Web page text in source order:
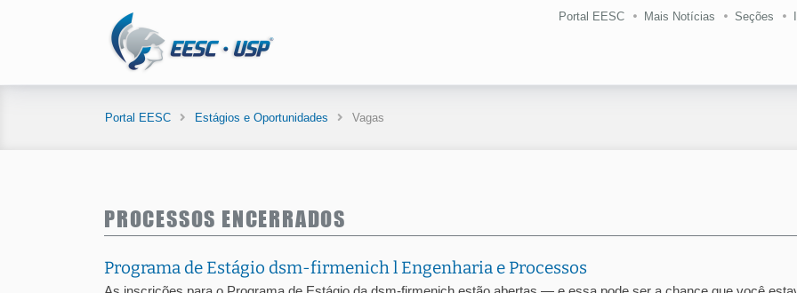
Portal EESC Mais Notícias Seções
Portal EESC Estágios e Oportunidades Vagas
PROCESSOS ENCERRADOS
Programa de Estágio dsm-firmenich l Engenharia e Processos